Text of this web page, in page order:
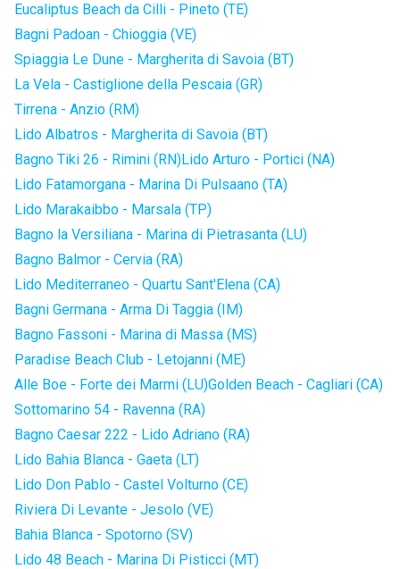
Eucaliptus Beach da Cilli - Pineto (TE)
Bagni Padoan - Chioggia (VE)
Spiaggia Le Dune - Margherita di Savoia (BT)
La Vela - Castiglione della Pescaia (GR)
Tirrena - Anzio (RM)
Lido Albatros - Margherita di Savoia (BT)
Bagno Tiki 26 - Rimini (RN)Lido Arturo - Portici (NA)
Lido Fatamorgana - Marina Di Pulsaano (TA)
Lido Marakaibbo - Marsala (TP)
Bagno la Versiliana - Marina di Pietrasanta (LU)
Bagno Balmor - Cervia (RA)
Lido Mediterraneo - Quartu Sant'Elena (CA)
Bagni Germana - Arma Di Taggia (IM)
Bagno Fassoni - Marina di Massa (MS)
Paradise Beach Club - Letojanni (ME)
Alle Boe - Forte dei Marmi (LU)Golden Beach - Cagliari (CA)
Sottomarino 54 - Ravenna (RA)
Bagno Caesar 222 - Lido Adriano (RA)
Lido Bahia Blanca - Gaeta (LT)
Lido Don Pablo - Castel Volturno (CE)
Riviera Di Levante - Jesolo (VE)
Bahia Blanca - Spotorno (SV)
Lido 48 Beach - Marina Di Pisticci (MT)